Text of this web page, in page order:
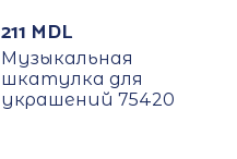
211 MDL
Музыкальная
шкатулка для
украшений 75420